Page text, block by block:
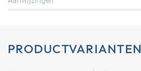
PRODUCTVARIANTEN